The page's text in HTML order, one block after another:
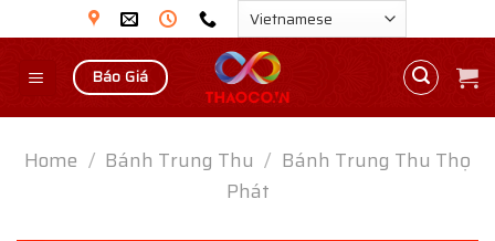
to
content
Báo Giá
Home / Bánh Trung Thu / Bánh Trung Thu Thọ
Phát